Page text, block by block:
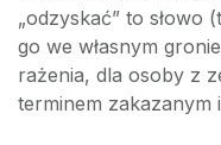
„odzyskać” to słowo
go we własnym
rażenia, dla osoby z
terminem zakazanym